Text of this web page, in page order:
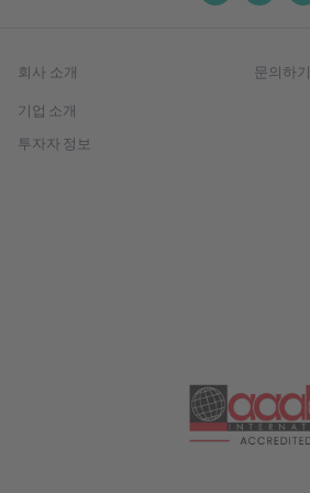
회사 소개
기업 소개
투자자 정보
문의하기